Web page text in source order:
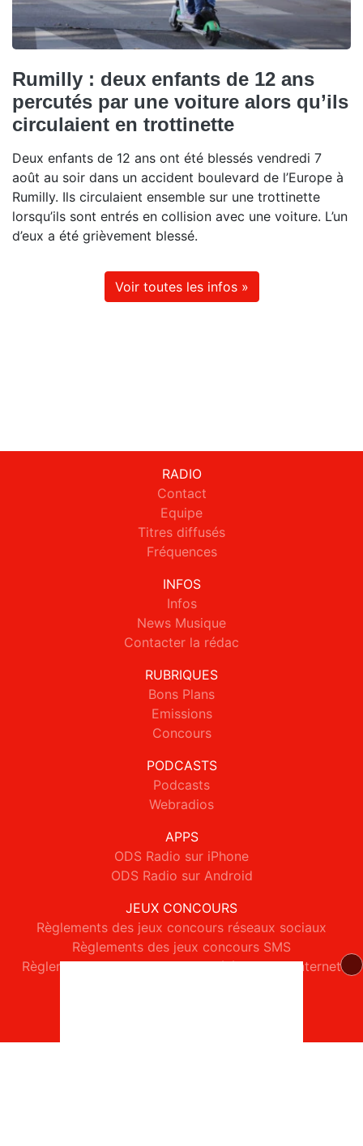
Rumilly : deux enfants de 12 ans
percutés par une voiture alors qu’ils
circulaient en trottinette
Deux enfants de 12 ans ont été blessés vendredi 7
août au soir dans un accident boulevard de l’Europe à
Rumilly. Ils circulaient ensemble sur une trottinette
lorsqu’ils sont entrés en collision avec une voiture. L’un
d’eux a été grièvement blessé.
Voir toutes les infos »
RADIO
Contact
Equipe
Titres diffusés
Fréquences
INFOS
Infos
News Musique
Contacter la rédac
RUBRIQUES
Bons Plans
Emissions
Concours
PODCASTS
Podcasts
Webradios
APPS
ODS Radio sur iPhone
ODS Radio sur Android
JEUX CONCOURS
Règlements des jeux concours réseaux sociaux
Règlements des jeux concours SMS
Règlements des jeux concours téléphone et internet